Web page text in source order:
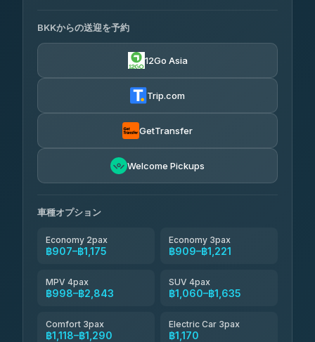
Torch
4.71(1,244)
฿920-฿1,490
Khamkhun Tour And Travel
4.76
BKKからの送迎を予約
12Go Asia
Trip.com
GetTransfer
Welcome Pickups
車種オプション
Economy 2pax
฿907–฿1,175
Economy 3pax
฿909–฿1,221
MPV 4pax
฿998–฿2,843
SUV 4pax
฿1,060–฿1,635
Comfort 3pax
฿1,118–฿1,290
Electric Car 3pax
฿1,170